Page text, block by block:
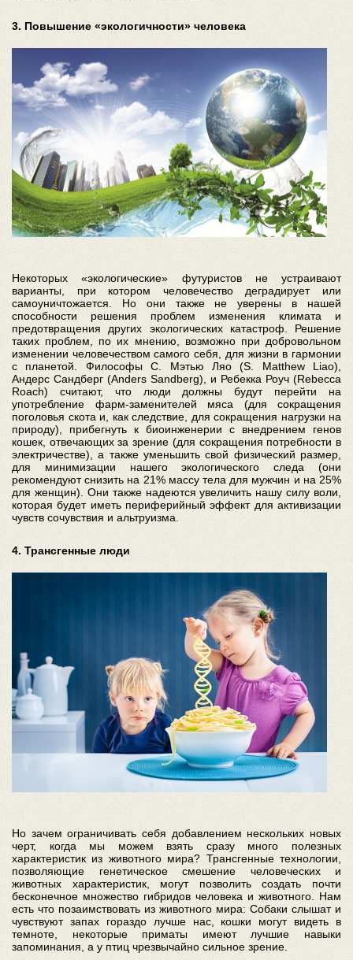
3. Повышение «экологичности» человека
Некоторых «экологические» футуристов не устраивают
варианты, при котором человечество деградирует или
самоуничтожается. Но они также не уверены в нашей
способности решения проблем изменения климата и
предотвращения других экологических катастроф. Решение
таких проблем, по их мнению, возможно при добровольном
изменении человечеством самого себя, для жизни в гармонии
с планетой. Философы С. Мэтью Ляо (S. Matthew Liao),
Андерс Сандберг (Anders Sandberg), и Ребекка Роуч (Rebecca
Roach) считают, что люди должны будут перейти на
употребление фарм-заменителей мяса (для сокращения
поголовья скота и, как следствие, для сокращения нагрузки на
природу), прибегнуть к биоинженерии с внедрением генов
кошек, отвечающих за зрение (для сокращения потребности в
электричестве), а также уменьшить свой физический размер,
для минимизации нашего экологического следа (они
рекомендуют снизить на 21% массу тела для мужчин и на 25%
для женщин). Они также надеются увеличить нашу силу воли,
которая будет иметь периферийный эффект для активизации
чувств сочувствия и альтруизма.
4. Трансгенные люди
Но зачем ограничивать себя добавлением нескольких новых
черт, когда мы можем взять сразу много полезных
характеристик из животного мира? Трансгенные технологии,
позволяющие генетическое смешение человеческих и
животных характеристик, могут позволить создать почти
бесконечное множество гибридов человека и животного. Нам
есть что позаимствовать из животного мира: Собаки слышат и
чувствуют запах гораздо лучше нас, кошки могут видеть в
темноте, некоторые приматы имеют лучшие навыки
запоминания, а у птиц чрезвычайно сильное зрение.